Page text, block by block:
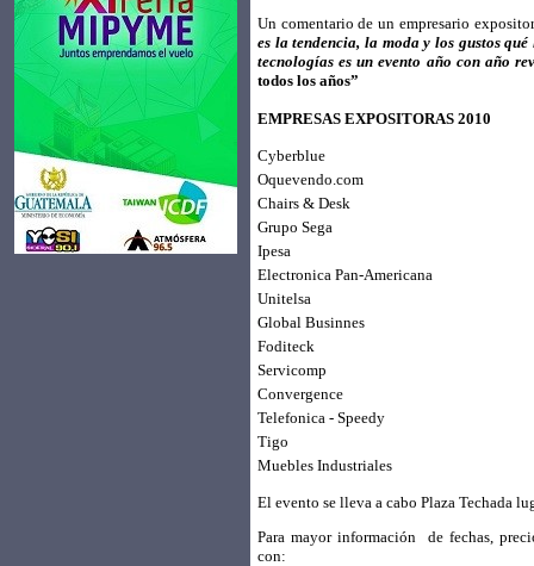
Un comentario de un empresario
es la tendencia, la moda y los gustos
tecnologías es un evento año con año
todos los años”
EMPRESAS EXPOSITORAS 2010
Cyberblue
Oquevendo.com
Chairs & Desk
Grupo Sega
Ipesa
Electronica Pan-Americana
Unitelsa
Global Businnes
Foditeck
Servicomp
Convergence
Telefonica - Speedy
Tigo
Muebles Industriales
El evento se lleva a cabo Plaza Techada
Para mayor información
de fechas,
con: